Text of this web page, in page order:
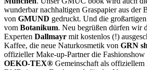
wunderbar nachhaltigen Graspapier aus der
von GMUND gedruckt. Und die
vom Botanikum. Neu begrüßen dürfen wir
Experten Dallmayr mit kostenlos (!)
Kaffee, die neue Naturkosmetik von GRN
offizieller Make-up-Partner die Fashionshow
OEKO-TEX® Gemeinschaft als offiziellem